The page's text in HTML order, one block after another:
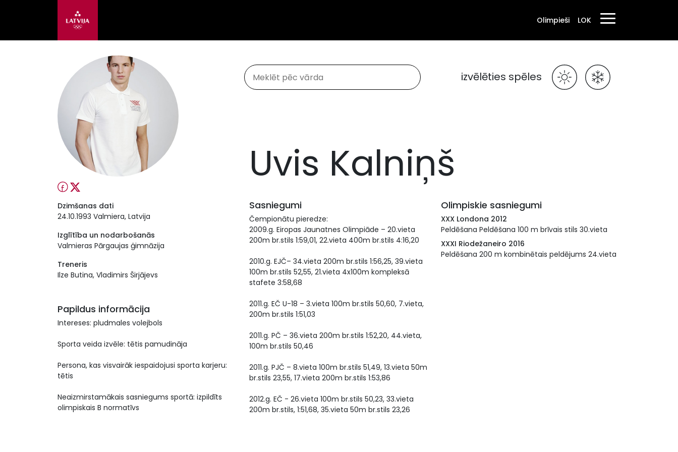
Olimpieši LOK
izvēlēties spēles
Uvis Kalniņš
Dzimšanas dati
24.10.1993 Valmiera, Latvija
Izglītība un nodarbošanās
Valmieras Pārgaujas ģimnāzija
Treneris
Ilze Butina, Vladimirs Širjājevs
Papildus informācija
Intereses: pludmales volejbols
Sporta veida izvēle: tētis pamudināja
Persona, kas visvairāk iespaidojusi sporta karjeru:
tētis
Neaizmirstamākais sasniegums sportā: izpildīts
olimpiskais B normatīvs
Sasniegumi
Čempionātu pieredze:
2009.g. Eiropas Jaunatnes Olimpiāde – 20.vieta
200m br.stils 1:59,01, 22.vieta 400m br.stils 4:16,20
2010.g. EJČ– 34.vieta 200m br.stils 1:56,25, 39.vieta
100m br.stils 52,55, 21.vieta 4x100m kompleksā
stafete 3:58,68
2011.g. EČ U-18 – 3.vieta 100m br.stils 50,60, 7.vieta,
200m br.stils 1:51,03
2011.g. PČ – 36.vieta 200m br.stils 1:52,20, 44.vieta,
100m br.stils 50,46
2011.g. PJČ – 8.vieta 100m br.stils 51,49, 13.vieta 50m
br.stils 23,55, 17.vieta 200m br.stils 1:53,86
2012.g. EČ - 26.vieta 100m br.stils 50,23, 33.vieta
200m br.stils, 1:51,68, 35.vieta 50m br.stils 23,26
Olimpiskie sasniegumi
XXX Londona 2012
Peldēšana Peldēšana 100 m brīvais stils 30.vieta
XXXI Riodežaneiro 2016
Peldēšana 200 m kombinētais peldējums 24.vieta